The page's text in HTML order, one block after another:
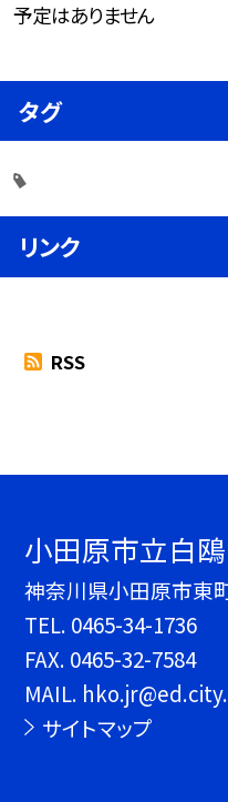
予定はありません
タグ
リンク
RSS
小田原市立白
神奈川県小田原市東
TEL. 0465-34-1736
FAX. 0465-32-7584
MAIL.
サイトマップ